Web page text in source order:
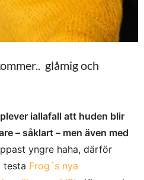
glåmig och
iallafall att huden blir
– såklart – men även med
yngre haha, därför
testa Frog´s nya